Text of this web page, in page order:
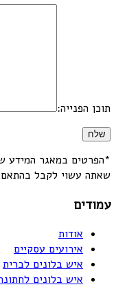
תוכן הפנייה:
*הפרטים במאגר המידע
שאתה עשוי לקבל
עמודים
אודות
אירועים עסקיים
איש בלונים לברית
איש בלונים